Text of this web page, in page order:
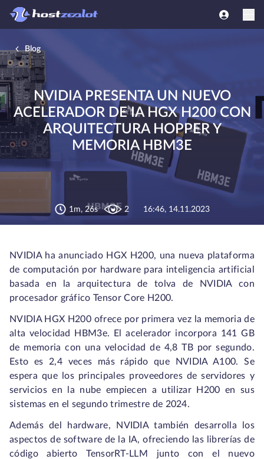
Blog
NVIDIA PRESENTA UN NUEVO
ACELERADOR DE IA HGX H200 CON
ARQUITECTURA HOPPER Y
MEMORIA HBM3E
1m, 26s 2 16:46, 14.11.2023
NVIDIA ha anunciado HGX H200, una nueva plataforma
de computación por hardware para inteligencia artificial
basada en la arquitectura de tolva de NVIDIA con
procesador gráfico Tensor Core H200.
NVIDIA HGX H200 ofrece por primera vez la memoria de
alta velocidad HBM3e. El acelerador incorpora 141 GB
de memoria con una velocidad de 4,8 TB por segundo.
Esto es 2,4 veces más rápido que NVIDIA A100. Se
espera que los principales proveedores de servidores y
servicios en la nube empiecen a utilizar H200 en sus
sistemas en el segundo trimestre de 2024.
Además del hardware, NVIDIA también desarrolla los
aspectos de software de la IA, ofreciendo las librerías de
código abierto TensorRT-LLM junto con el nuevo